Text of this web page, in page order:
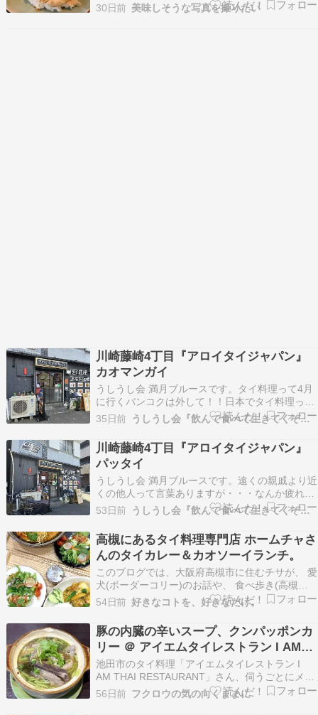
す。女性客が多めのオシャレなタイ料理のお店で
す。道路側はテラス席になっています。 ランチメ
30日前 美味しそうな写真を撮りたい
川崎藤崎4丁目『アロイタイジャパン』
カオマンガイ
うしうし会 満月ブルースです。タイ料理って4月
に行くバンコクは外して！！日本でタイ料理って
年に2～3回そんな感じだったのに(^_^;)ここにタ
イ料理屋さんが出来てから～月1～2で食べてるの
では( ´艸｀)前に書いたけど遠いお店より近いお
店って感じで(^_^;)ここで来てからタイ…
35日前 うしうし会『飲んで食べて生きてくぞぉ〜』
川崎藤崎4丁目『アロイタイジャパン』
パッタイ
うしうし会 満月ブルースです。遠くの親戚より近
くの他人って言葉ありますが・・・なんか疲れて
る時日曜日のランチは遠い所より家から近いって
なっちゃうんですよねぇ～『遠くの親戚より近く
の他人』意味も例えも悪い(^_^;)サクッと家の近
くで済ませたい時最近はここに来る機会が増えて
ますね…
53日前 うしうし会『飲んで食べて生きてくぞぉ〜』
高槻にあるタイ料理専門店 ホームチャさ
んのタイカレー＆カオソーイランチ。
このブログでは、大阪府高槻市に住むチサが、 愛
犬(ボーダーコリー)のお話や、 食べ歩き(高槻グ
ルメ多め)、 おでかけや旅行、おうちごはん等の
お話を つづってるブログです ୨୧‥∵‥‥∵‥‥
∵‥‥∵‥‥∵‥‥∵‥୨୧ ＜ 主なLINK ＞ ◇ 当ブ
ログについてのご案内 ◇ ブログ…
54日前 好きなコトを、好きなだけ。
豚の内臓の辛いスープ、クンパッポンカ
リー ＠ アイエムタイレストラン I AM
THAI RESTAURANT（池田市）
池田市のタイ料理「アイエムタイレストラン I
AM THAI RESTAURANT」さん、伺うごとにメニ
ューが増えています。その新メニューの中から
『豚の内臓の辛いスープ ต้มเครื่องใน トムクルー
56日前 フクロウの気の向くままに